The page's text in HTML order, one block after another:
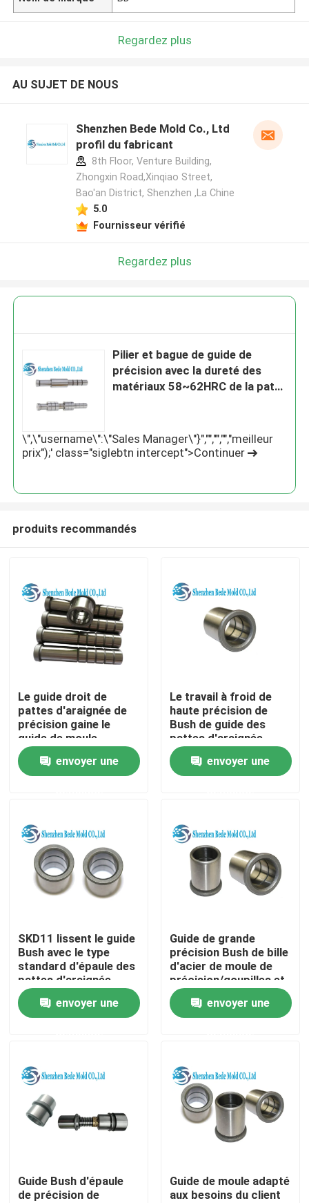
Produits
Au sujet de nous
Visite d'usine
Contrôle de qualité
Contactez-nous
Nouvelles
Demandez une citation
Pilier et bagues de guide
Regardez plus
AU SUJET DE NOUS
Shenzhen Bede Mold Co., Ltd
profil du fabricant
8th Floor, Venture Building,
Zhongxin Road,Xinqiao Street,
Bao'an District, Shenzhen ,La Chine
5.0
Fournisseur vérifié
Regardez plus
Pilier et bague de guide de
précision avec la dureté des
matériaux 58~62HRC de la patte
\",\"username\":\"Sales Manager\"}","","","","meilleur
prix");' class="siglebtn intercept">Continuer
produits recommandés
Le guide droit de
pattes d'araignée de
précision gaine le
guide de moule
baguant la norme de
MISUMIenvoyer une
Le travail à froid de
haute précision de
Bush de guide des
pattes d'araignée
MISUMI SKD11
meurent le matériel en
acier
envoyer une
SKD11 lissent le guide
Bush avec le type
standard d'épaule des
pattes d'araignée
MISUMI
envoyer une
Guide de grande
précision Bush de bille
d'acier de moule de
précision/goupilles et
bagues de guide
envoyer une
Guide Bush d'épaule
de précision de
Guide de moule adapté
aux besoins du client